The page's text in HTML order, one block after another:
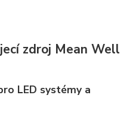
zdroj Mean Well
LED systémy a